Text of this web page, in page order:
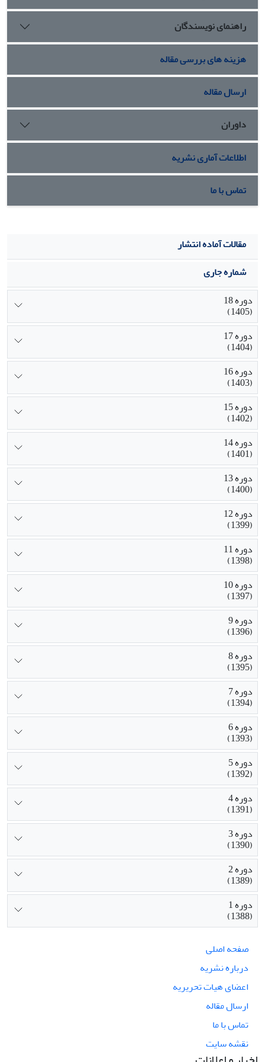
بانوگشسب در جمع پهلوانان برتر حماسه و متأثر از رفتارهای
مردانه در او نهادینه شده است.
راهنمای نویسندگان
هزینه های بررسی مقاله
ارسال مقاله
داوران
اطلاعات آماری نشریه
تماس با ما
مقالات آماده انتشار
شماره جاری
دوره 18
(1405)
دوره 17
(1404)
دوره 16
(1403)
دوره 15
(1402)
دوره 14
(1401)
دوره 13
(1400)
دوره 12
(1399)
دوره 11
(1398)
دوره 10
(1397)
دوره 9
(1396)
دوره 8
(1395)
دوره 7
(1394)
دوره 6
(1393)
دوره 5
(1392)
دوره 4
(1391)
دوره 3
(1390)
دوره 2
(1389)
دوره 1
(1388)
صفحه اصلی
درباره نشریه
اعضای هیات تحریریه
ارسال مقاله
تماس با ما
نقشه سایت